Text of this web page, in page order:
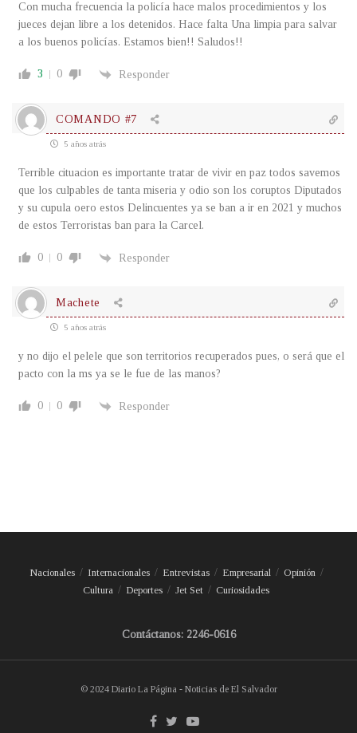
Con mucha frecuencia la policía hace malos procedimientos y los
jueces dejan libre a los detenidos. Hace falta Una limpia para salvar
a los buenos policías. Estamos bien!! Saludos!!
3 0 Responder
COMANDO #7
5 años atrás
Terrible cituacion es importante tratar de vivir en paz todos savemos
que los culpables de tanta miseria y odio son los coruptos Diputados
y su cupula oero estos Delincuentes ya se ban a ir en 2021 y muchos
de estos Terroristas ban para la Carcel.
0 0 Responder
Machete
5 años atrás
y no dijo el pelele que son territorios recuperados pues, o será que el
pacto con la ms ya se le fue de las manos?
0 0 Responder
Nacionales Internacionales Entrevistas Empresarial
Opinión
Cultura
Deportes Jet Set Curiosidades
Contáctanos: 2246-0616
© 2024 Diario La Página - Noticias de El Salvador